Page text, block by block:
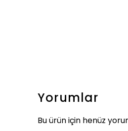
Yorumlar
Bu ürün için henüz